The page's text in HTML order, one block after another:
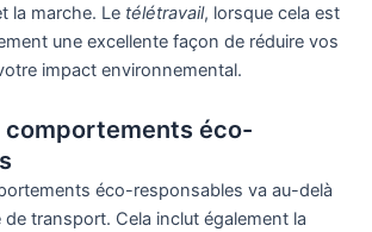
la marche. Le télétravail, lorsque cela est
une excellente façon de réduire vos
impact environnemental.
éco-
éco-responsables va au-delà
transport. Cela inclut également la